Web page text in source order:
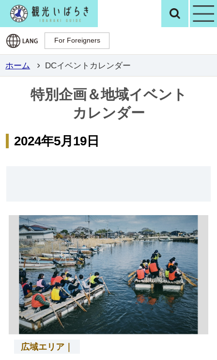
観光いばらき検
For Foreigners
For Foreigners
ホーム DCイベントカレンダー
特別企画＆地域イベント
カレンダー
2024年5月19日
広域エリア｜